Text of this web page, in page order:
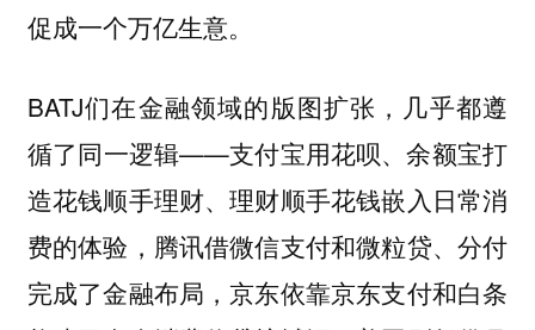
促成一个万亿生意。
BATJ们在金融领域的版图扩张，几乎都遵
循了同一逻辑——支付宝用花呗、余额宝打
造花钱顺手理财、理财顺手花钱嵌入日常消
费的体验，腾讯借微信支付和微粒贷、分付
完成了金融布局，京东依靠京东支付和白条